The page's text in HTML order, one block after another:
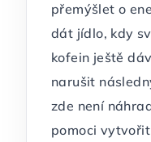
přemýšlet o
dát jídlo, kdy
kofein ještě
narušit
zde není
pomoci